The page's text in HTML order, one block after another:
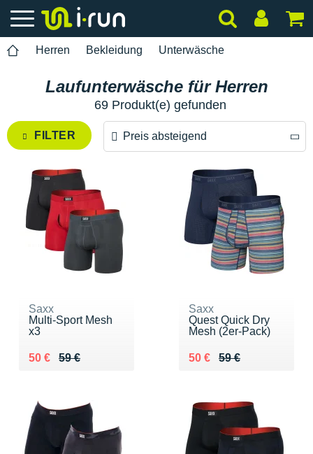
Herren Bekleidung Unterwäsche
Laufunterwäsche für Herren
69 Produkt(e) gefunden
FILTER Preis absteigend
Preis aufsteigend
Saxx
Multi-Sport Mesh
x3
59 €
Au lieu de 59 €
50 €
Vendu 50 €
Saxx
Quest Quick Dry
Mesh (2er-Pack)
59 €
Au lieu de 59 €
50 €
Vendu 50 €